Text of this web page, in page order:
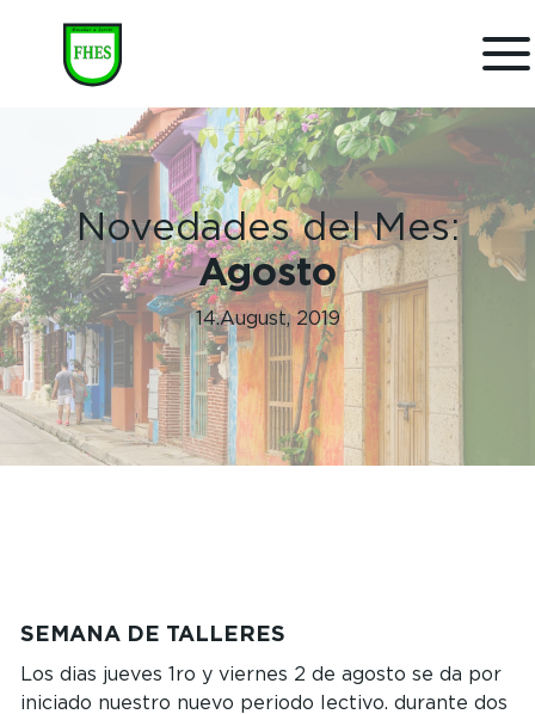
Novedades del Mes:
Agosto
14.August, 2019
SEMANA DE TALLERES
Los dias jueves 1ro y viernes 2 de agosto se da por
iniciado nuestro nuevo periodo lectivo. durante dos